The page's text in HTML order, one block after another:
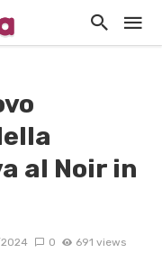
al Noir in
0 691 views